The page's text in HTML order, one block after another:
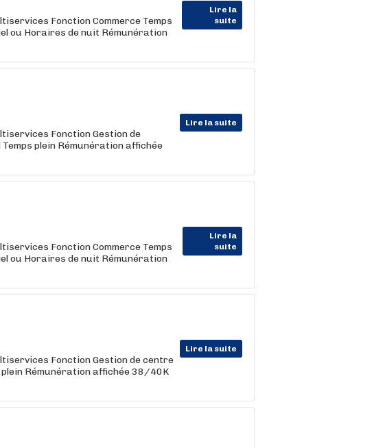
Lire la
suite
Fonction Commerce Temps
ou Horaires de nuit Rémunération
Lire la suite
Fonction Gestion de
plein Rémunération affichée
Lire la
suite
Fonction Commerce Temps
ou Horaires de nuit Rémunération
Lire la suite
Fonction Gestion de centre
plein Rémunération affichée 38/40K